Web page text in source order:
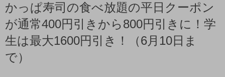
かっぱ寿司の食べ放題の平日クーポン
が通常400円引きから800円引きに！学
生は最大1600円引き！（6月10日ま
で）